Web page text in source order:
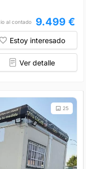
al contado 9.499 €
Estoy interesado
Ver detalle
25